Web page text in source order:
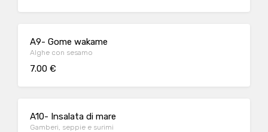
A9- Gome wakame
Alghe con sesamo
7.00 €
A10- Insalata di mare
Gamberi, seppie e surimi